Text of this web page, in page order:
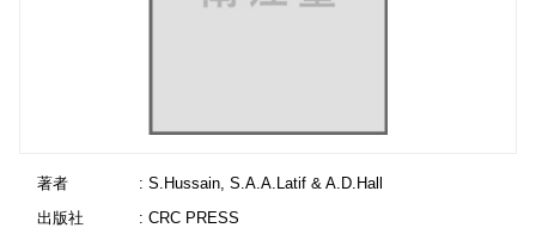
著者
: S.Hussain, S.A.A.Latif & A.D.Hall
出版社
: CRC PRESS